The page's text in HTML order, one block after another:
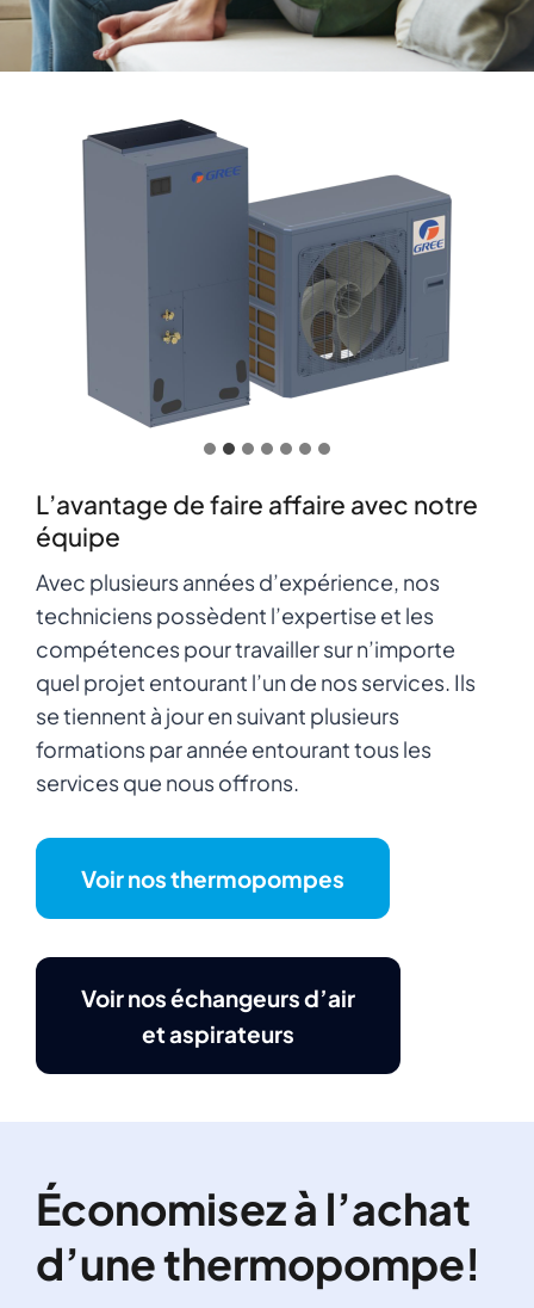
L’avantage de faire affaire avec notre
équipe
Avec plusieurs années d’expérience, nos
techniciens possèdent l’expertise et les
compétences pour travailler sur n’importe
quel projet entourant l’un de nos services. Ils
se tiennent à jour en suivant plusieurs
formations par année entourant tous les
services que nous offrons.
Voir nos thermopompes
Voir nos échangeurs d’air
et aspirateurs
Économisez à l’achat
d’une thermopompe!